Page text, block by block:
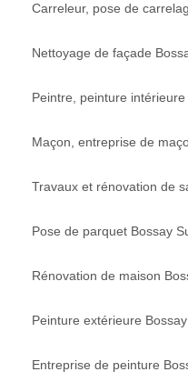
Carreleur, pose de
Nettoyage de façade
Peintre, peinture
Maçon, entreprise de
Travaux et rénovation de
Pose de parquet Bossay
Rénovation de maison
Peinture extérieure
Entreprise de peinture